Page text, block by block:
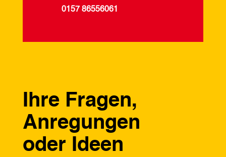
0157 86556061
Ihre Fragen,
Anregungen
oder Ideen